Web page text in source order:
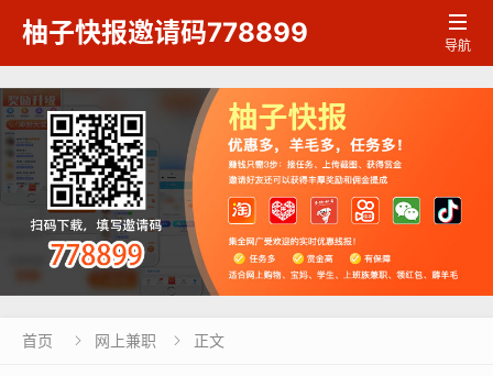
柚子快报邀请码778899 
导航
首页  网上兼职  正文